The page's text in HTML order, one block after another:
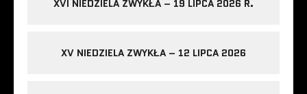
XVI NIEDZIELA ZWYKŁA – 19 LIPCA 2026 R.
XV NIEDZIELA ZWYKŁA – 12 LIPCA 2026